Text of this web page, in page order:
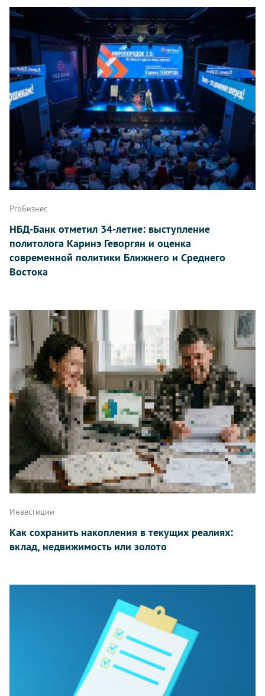
ProБизнес
НБД-Банк отметил 34-летие: выступление
политолога Каринэ Геворгян и оценка
современной политики Ближнего и Среднего
Востока
Инвестиции
Как сохранить накопления в текущих реалиях:
вклад, недвижимость или золото